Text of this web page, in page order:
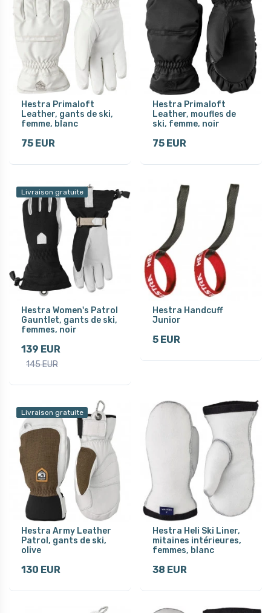
Hestra Primaloft
Leather, gants de ski,
femme, blanc
75 EUR
Hestra Primaloft
Leather, moufles de
ski, femme, noir
75 EUR
Livraison gratuite
Hestra Women's Patrol
Gauntlet, gants de ski,
femmes, noir
139 EUR
145 EUR
Hestra Handcuff
Junior
5 EUR
Livraison gratuite
Hestra Army Leather
Patrol, gants de ski,
olive
130 EUR
Hestra Heli Ski Liner,
mitaines intérieures,
femmes, blanc
38 EUR